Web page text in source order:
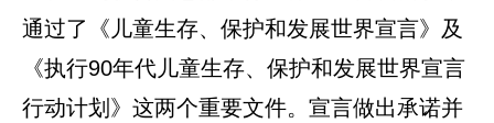
通过了《儿童生存、保护和发展世界宣言》及
《执行90年代儿童生存、保护和发展世界宣言
行动计划》这两个重要文件。宣言做出承诺并